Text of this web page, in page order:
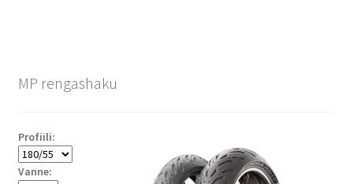
MP rengashaku
Profiili:
Vanne: